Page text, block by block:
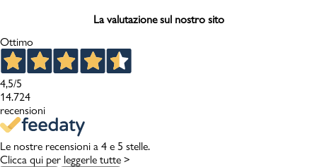
La valutazione sul nostro sito
Ottimo
4,5/5
14.724
recensioni
Le nostre recensioni a 4 e 5 stelle.
Clicca qui per leggerle tutte >